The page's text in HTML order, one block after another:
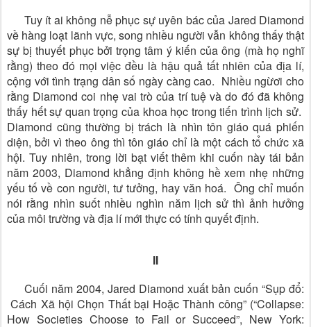
Tuy ít ai không nễ phục sự uyên bác của Jared Diamond
về hàng loạt lãnh vực, song nhiều người vẫn không thấy thật
sự bị thuyết phục bởi trọng tâm ý kiến của ông (mà họ nghĩ
rằng) theo đó mọi việc đều là hậu quả tất nhiên của địa lí,
cộng với tình trạng dân số ngày càng cao. Nhiều ngừơi cho
rằng Diamond coi nhẹ vai trò của trí tuệ và do đó đã không
thấy hết sự quan trọng của khoa học trong tiến trình lịch sử.
Diamond cũng thường bị trách là nhìn tôn giáo quá phiến
diện, bởi vì theo ông thì tôn giáo chỉ là một cách tổ chức xã
hội. Tuy nhiên, trong lời bạt viết thêm khi cuốn này tái bản
năm 2003, Diamond khẳng định không hề xem nhẹ những
yếu tố về con người, tư tưởng, hay văn hoá. Ông chỉ muốn
nói rằng nhìn suốt nhiều nghìn năm lịch sử thì ảnh hưởng
của môi trường và địa lí mới thực có tính quyết định.
II
Cuối năm 2004, Jared Diamond xuất bản cuốn “Sụp đổ:
Cách Xã hội Chọn Thất bại Hoặc Thành công” (“Collapse:
How Societies Choose to Fail or Succeed”, New York: